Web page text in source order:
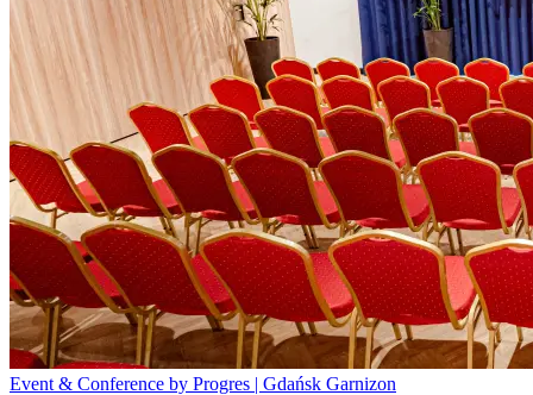
Event & Conference by Progres | Gdańsk Garnizon